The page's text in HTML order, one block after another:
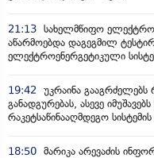
21:13 სახელმწიფო
აწარმოებდა დაგეგმილ
ელექტროენერგეტიკული
19:42 უკრაინა გააგრძელებს
განადგურებას, ასევე
რაკეტსაწინააღმდეგო
18:50 მარიკა არევაძის